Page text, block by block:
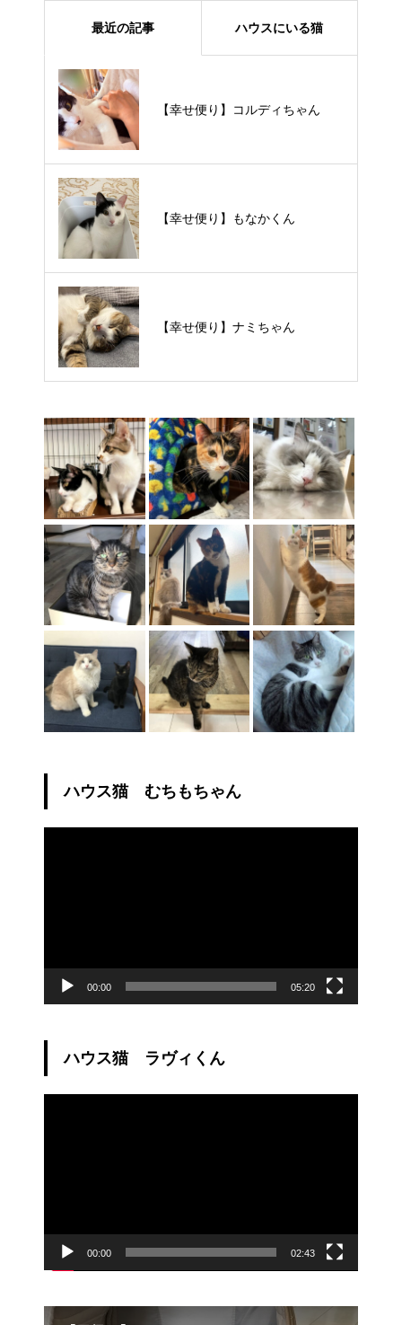
最近の記事 ハウスにいる猫
【幸せ便り】コルディちゃん
【幸せ便り】もなかくん
【幸せ便り】ナミちゃん
【里親様募集中】メメちゃん
【里親様募集中】スンスンちゃん
【里親様募集中】タルトくん
ハウス猫 むちもちゃん
00:00 05:20
ハウス猫 ラヴィくん
00:00 02:43